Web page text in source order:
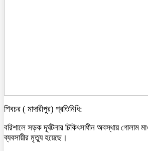
শিবচর ( মাদারীপুর) প্রতিনিধি:
বরিশালে সড়ক দূর্ঘটনার চিকিৎসাধীন অবস্থায় গোলাম
ব্যবসায়ীর মৃত্যু হয়েছে।